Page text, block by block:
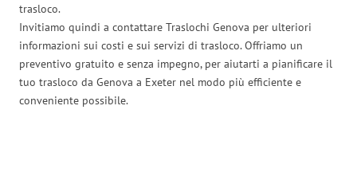
trasloco.
Invitiamo quindi a contattare Traslochi Genova per ulteriori
informazioni sui costi e sui servizi di trasloco. Offriamo un
preventivo gratuito e senza impegno, per aiutarti a pianificare il
tuo trasloco da Genova a Exeter nel modo più efficiente e
conveniente possibile.